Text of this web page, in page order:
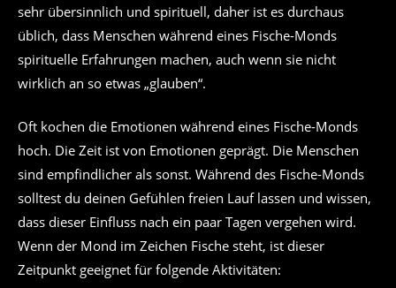
sehr übersinnlich und spirituell, daher ist es durchaus
üblich, dass Menschen während eines Fische-Monds
spirituelle Erfahrungen machen, auch wenn sie nicht
wirklich an so etwas „glauben“.
Oft kochen die Emotionen während eines Fische-Monds
hoch. Die Zeit ist von Emotionen geprägt. Die Menschen
sind empfindlicher als sonst. Während des Fische-Monds
solltest du deinen Gefühlen freien Lauf lassen und wissen,
dass dieser Einfluss nach ein paar Tagen vergehen wird.
Wenn der Mond im Zeichen Fische steht, ist dieser
Zeitpunkt geeignet für folgende Aktivitäten: